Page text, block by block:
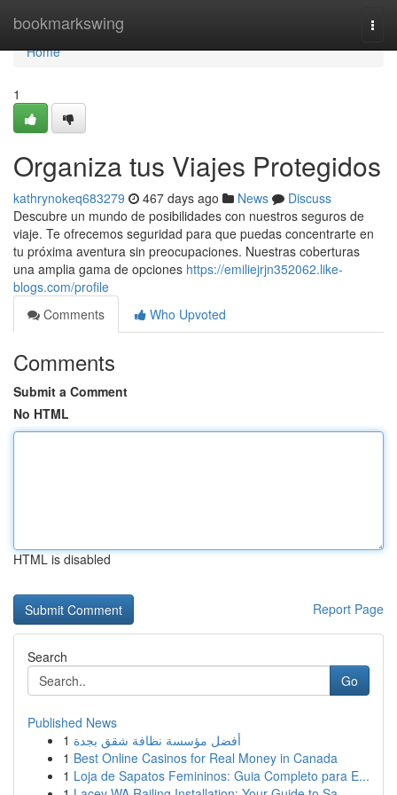
bookmarkswing
Home
Home
1
Organiza tus Viajes Protegidos
kathrynokeq683279 467 days ago News
Discuss
Descubre un mundo de posibilidades con nuestros seguros de
viaje. Te ofrecemos seguridad para que puedas concentrarte en
tu próxima aventura sin preocupaciones. Nuestras coberturas
una amplia gama de opciones https://emiliejrjn352062.like-
blogs.com/profile
Comments
Who Upvoted
Comments
Submit a Comment
No HTML
HTML is disabled
Report Page
Search
Go
Published News
1 أفضل مؤسسة نظافة شقق بجدة
1 Best Online Casinos for Real Money in Canada
1 Loja de Sapatos Femininos: Guia Completo para E...